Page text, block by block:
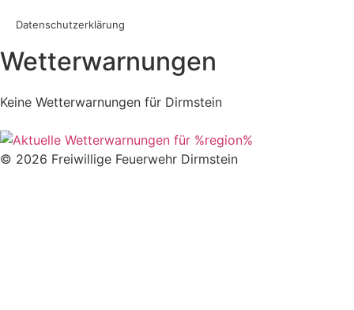
Datenschutzerklärung
Wetterwarnungen
Keine Wetterwarnungen für Dirmstein
© 2026 Freiwillige Feuerwehr Dirmstein